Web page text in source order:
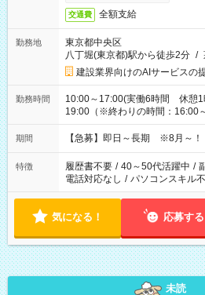
交通費 全額支給
勤務地
東京都中央区
八丁堀(東京都)駅から徒歩2分 /
建設業界向けのAIサービスの
勤務時間
10:00～17:00(実働6時間 休憩
19:00（※終わりの時間：16:00
期間 【急募】即日～長期 ※8月～！
特徴 履歴書不要 / 40～50代活躍中 /
電話対応なし / パソコンスキル
気になる！ 応募する
未読